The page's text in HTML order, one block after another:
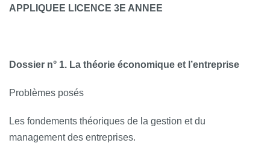
APPLIQUEE LICENCE 3E ANNEE
Dossier n° 1. La théorie économique et l’entreprise
Problèmes posés
Les fondements théoriques de la gestion et du
management des entreprises.